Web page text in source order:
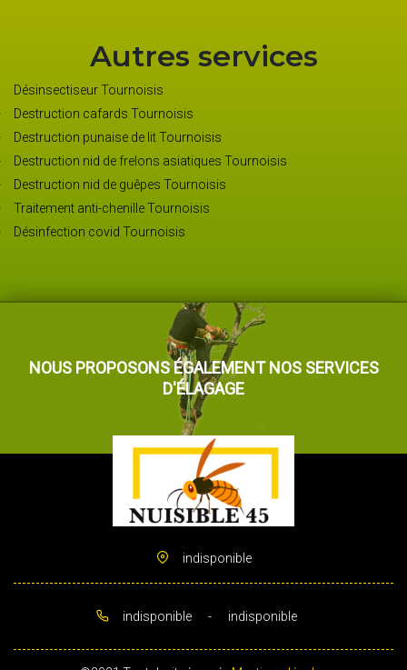
Autres services
Désinsectiseur Tournoisis
Destruction cafards Tournoisis
Destruction punaise de lit Tournoisis
Destruction nid de frelons asiatiques Tournoisis
Destruction nid de guêpes Tournoisis
Traitement anti-chenille Tournoisis
Désinfection covid Tournoisis
NOUS PROPOSONS ÉGALEMENT NOS SERVICES
D'ÉLAGAGE
indisponible
indisponible - indisponible